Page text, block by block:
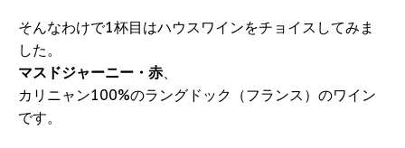
そんなわけで1杯目はハウスワインをチョイスしてみま
した。
マスドジャーニー・赤、
カリニャン100%のラングドック（フランス）のワイン
です。